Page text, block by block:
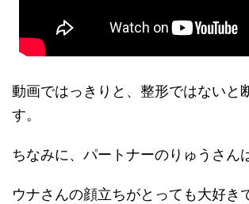
動画ではっきりと、整形ではないと
す。
ちなみに、パートナーのりゅうさん
ウナさんの顔立ちがとっても大好き